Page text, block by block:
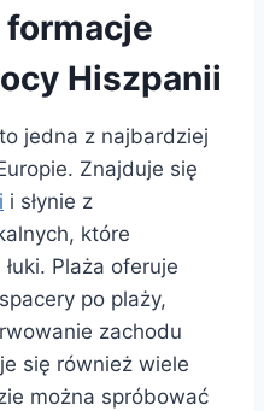
Hiszpanii
jedna z najbardziej
Znajduje się
i słynie z
które
Plaża oferuje
po plaży,
zachodu
się również wiele
można spróbować